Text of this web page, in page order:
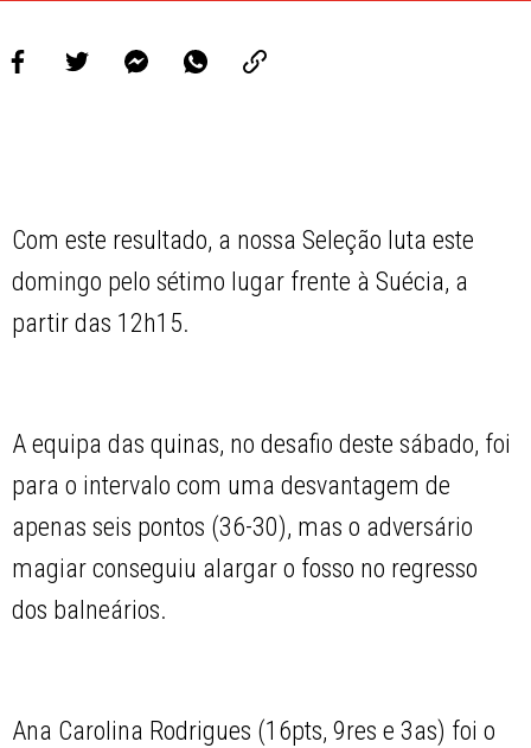
Com este resultado, a nossa Seleção luta este
domingo pelo sétimo lugar frente à Suécia, a
partir das 12h15.
A equipa das quinas, no desafio deste sábado, foi
para o intervalo com uma desvantagem de
apenas seis pontos (36-30), mas o adversário
magiar conseguiu alargar o fosso no regresso
dos balneários.
Ana Carolina Rodrigues (16pts, 9res e 3as) foi o